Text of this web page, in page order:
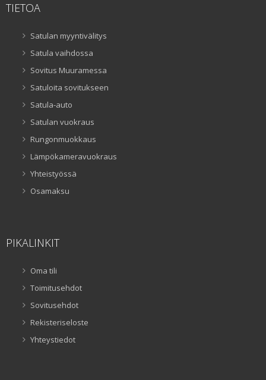
TIETOA
Satulan myyntivälitys
Satula vaihdossa
Sovitus Muuramessa
Satuloita sovitukseen
Satula-auto
Satulan vuokraus
Rungonmuokkaus
Lämpökameravuokraus
Yhteistyössä
Osamaksu
PIKALINKIT
Oma tili
Toimitusehdot
Sovitusehdot
Rekisteriseloste
Yhteystiedot